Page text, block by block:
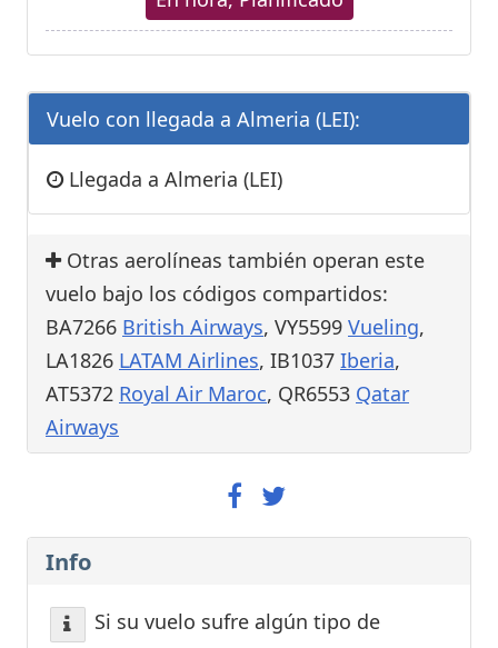
Vuelo con llegada a Almeria (LEI):
Llegada a Almeria (LEI)
Otras aerolíneas también operan este
vuelo bajo los códigos compartidos:
BA7266 British Airways, VY5599 Vueling,
LA1826 LATAM Airlines, IB1037 Iberia,
AT5372 Royal Air Maroc, QR6553 Qatar
Airways
Info
Si su vuelo sufre algún tipo de